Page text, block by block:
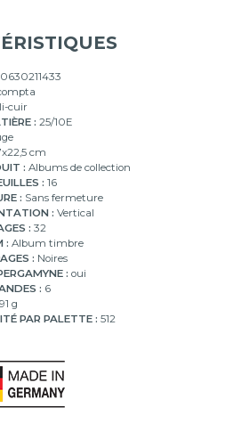
cuir
: 25/10E
cm
: Albums de collection
: 16
: Sans fermeture
: Vertical
: 32
: Album timbre
: Noires
: oui
: 6
g
PAR PALETTE : 512